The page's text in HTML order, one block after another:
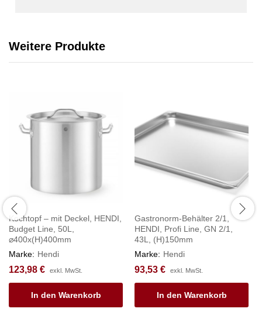
Weitere Produkte
Kochtopf – mit Deckel, HENDI,
Budget Line, 50L,
⌀400x(H)400mm
Marke: Hendi
123,98 € exkl. MwSt.
In den Warenkorb
Gastronorm-Behälter 2/1,
HENDI, Profi Line, GN 2/1,
43L, (H)150mm
Marke: Hendi
93,53 € exkl. MwSt.
In den Warenkorb